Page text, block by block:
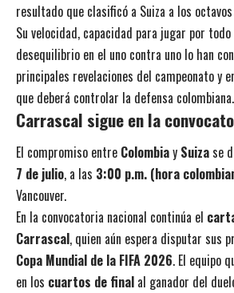
resultado que clasificó a Suiza a los
Su velocidad, capacidad para jugar por
desequilibrio en el uno contra uno lo han
principales revelaciones del campeonato y
que deberá controlar la defensa colombiana.
Carrascal sigue en la
El compromiso entre Colombiay Suizase
7 de julio, a las 3:00 p.m. (hora
Vancouver.
En la convocatoria nacional continúa el
Carrascal, quien aún espera disputar sus
Copa Mundial de la FIFA 2026. El equipo
en los cuartos de final al ganador del